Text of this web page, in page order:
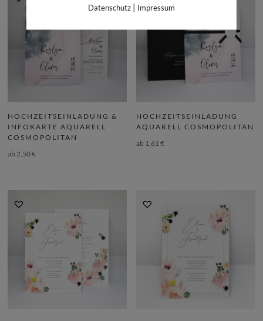
HOCHZEITSEINLADUNG &
INFOKARTE AQUARELL
COSMOPOLITAN
ab 2,50€
HOCHZEITSEINLADUNG
AQUARELL COSMOPOLITAN
ab 1,61€
Datenschutz| Impressum